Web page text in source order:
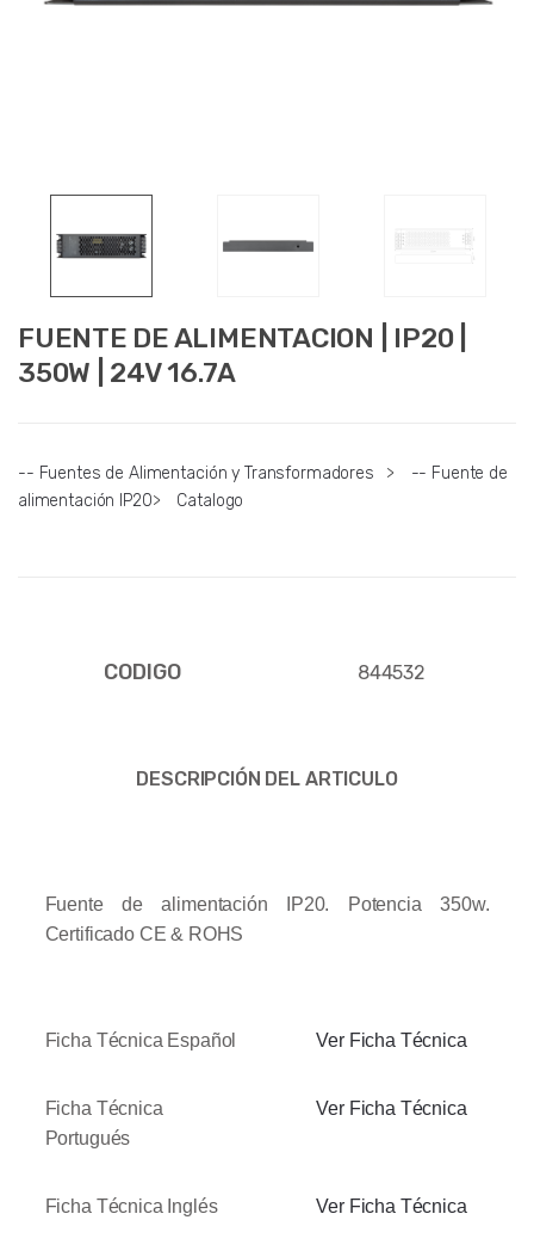
FUENTE DE ALIMENTACION | IP20 |
350W | 24V 16.7A
-- Fuentes de Alimentación y Transformadores >
-- Fuente de
alimentación IP20> Catalogo
CODIGO 844532
DESCRIPCIÓN DEL ARTICULO
Fuente de alimentación IP20. Potencia 350w.
Certificado CE & ROHS
Ficha Técnica Español Ver Ficha Técnica
Ficha Técnica
Portugués
Ver Ficha Técnica
Ficha Técnica Inglés Ver Ficha Técnica